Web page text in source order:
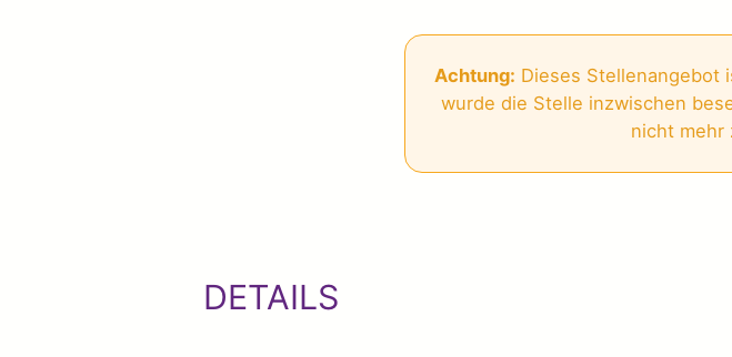
Achtung: Dieses Stellenangebot
wurde die Stelle inzwischen
nicht mehr
DETAILS